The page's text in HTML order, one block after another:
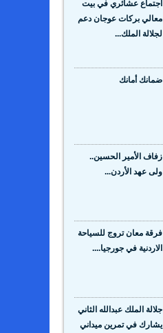
اجتماع عشائري في بيت
معالي بركات عوجان دعم
لجلالة الملك...
ضمانك أمانك
زفاف الأمير الحسين..
ولى عهد الأردن...
فرقة معان تروج للسياحة
الاردنية في جورجيا....
جلالة الملك عبدالله الثاني
يشارك في تمرين ميداني